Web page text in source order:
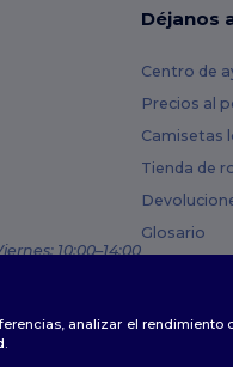
10:00–14:00
Déjanos
Centro de
Precios al
Camisetas
Tienda de
Glosario
analizar el